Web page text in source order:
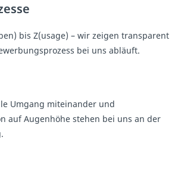
bis Z(usage) – wir zeigen transparent
bei uns abläuft.
Umgang miteinander und
auf Augenhöhe stehen bei uns an der